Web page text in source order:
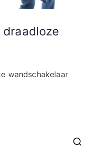
wandschakelaar